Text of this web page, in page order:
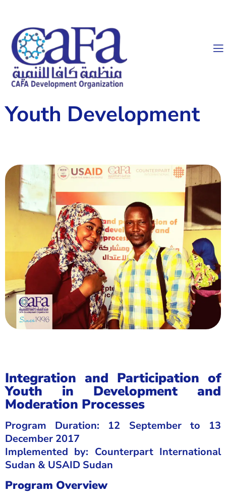
Youth Development
Integration and Participation of
Youth in Development and
Moderation Processes
Program Duration: 12 September to 13
December 2017
Implemented by: Counterpart International
Sudan & USAID Sudan
Program Overview